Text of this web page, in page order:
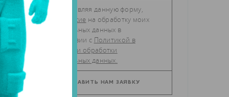
Отправляя данную форму,
даю
согласие
персональных данных в
соответствии с Политикой в
отношении обработки
персональных данных.